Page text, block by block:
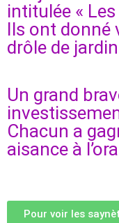
intitulée «
Ils ont donné
drôle de
Un grand
Chacun a
aisance à
Pour voir les